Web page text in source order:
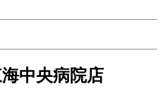
中央病院店